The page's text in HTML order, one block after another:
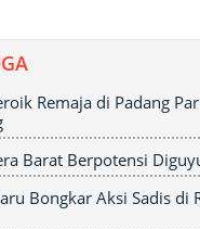
Remaja di Padang
Barat Berpotensi
Bongkar Aksi Sadis